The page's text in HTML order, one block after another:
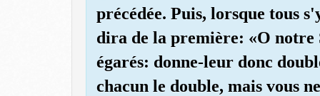
précédée. Puis, lorsque tous
dira de la première: «O notre
égarés: donne-leur donc
chacun le double, mais vous